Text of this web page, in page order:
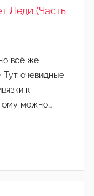
Леди (Часть
всё же
Тут очевидные
к
можно…